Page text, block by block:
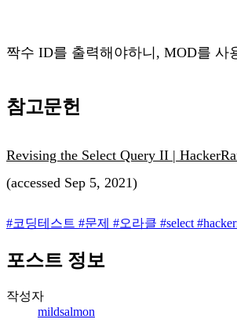
짝수 ID를 출력해야하니, MOD를 사
참고문헌
Revising the Select Query II |
(accessed Sep 5, 2021)
#코딩테스트 #문제 #오라클 #select #
포스트 정보
작성자
mildsalmon